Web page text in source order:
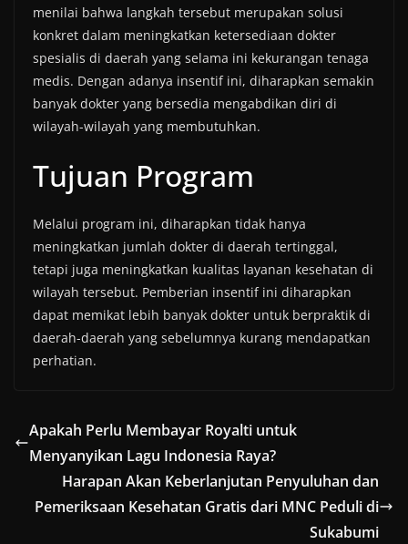
menilai bahwa langkah tersebut merupakan solusi
konkret dalam meningkatkan ketersediaan dokter
spesialis di daerah yang selama ini kekurangan tenaga
medis. Dengan adanya insentif ini, diharapkan semakin
banyak dokter yang bersedia mengabdikan diri di
wilayah-wilayah yang membutuhkan.
Tujuan Program
Melalui program ini, diharapkan tidak hanya
meningkatkan jumlah dokter di daerah tertinggal,
tetapi juga meningkatkan kualitas layanan kesehatan di
wilayah tersebut. Pemberian insentif ini diharapkan
dapat memikat lebih banyak dokter untuk berpraktik di
daerah-daerah yang sebelumnya kurang mendapatkan
perhatian.
Apakah Perlu Membayar Royalti untuk
Menyanyikan Lagu Indonesia Raya?
Harapan Akan Keberlanjutan Penyuluhan dan
Pemeriksaan Kesehatan Gratis dari MNC Peduli di
Sukabumi